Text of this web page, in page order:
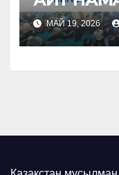
МАЙ 19, 2026